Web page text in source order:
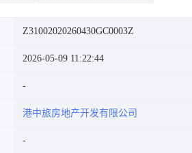
Z31002020260430GC0003Z
2026-05-09 11:22:44
港中旅房地产开发有限公司